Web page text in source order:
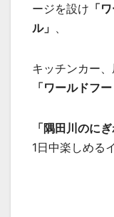
ージを設け 「
ル」
キッチンカー
「ワールドフ
「隅田川のに
1日中楽しめる